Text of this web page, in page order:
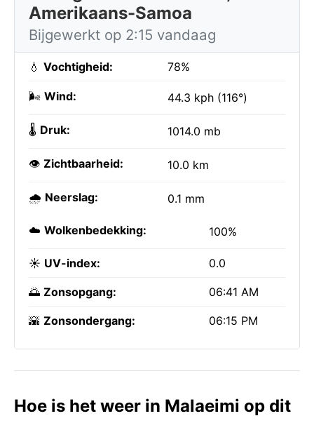
Amerikaans-Samoa
Bijgewerkt op 2:15 vandaag
💧 Vochtigheid: 78%
🌬️ Wind: 44.3 kph (116°)
🌡️ Druk: 1014.0 mb
👁️ Zichtbaarheid: 10.0 km
🌧️ Neerslag: 0.1 mm
☁️ Wolkenbedekking: 100%
☀️ UV-index: 0.0
🌅 Zonsopgang: 06:41 AM
🌇 Zonsondergang: 06:15 PM
Hoe is het weer in Malaeimi op dit